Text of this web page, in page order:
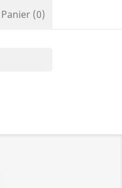
Panier (0)